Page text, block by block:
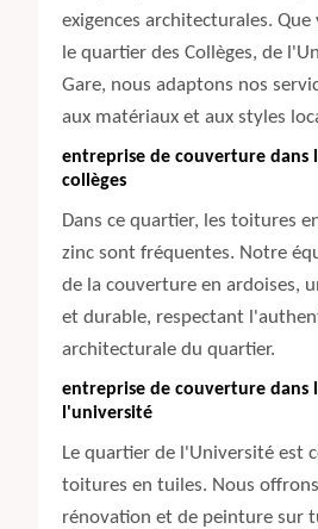
exigences architecturales.
le quartier des Collèges, de
Gare, nous adaptons nos
aux matériaux et aux styles
entreprise de couverture dans
collèges
Dans ce quartier, les toitures
zinc sont fréquentes. Notre
de la couverture en ardoises,
et durable, respectant
architecturale du quartier.
entreprise de couverture dans
l'université
Le quartier de l'Université est
toitures en tuiles. Nous
rénovation et de peinture sur